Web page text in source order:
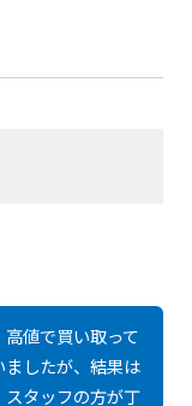
値で買い取って
したが、結果は
タッフの方が丁